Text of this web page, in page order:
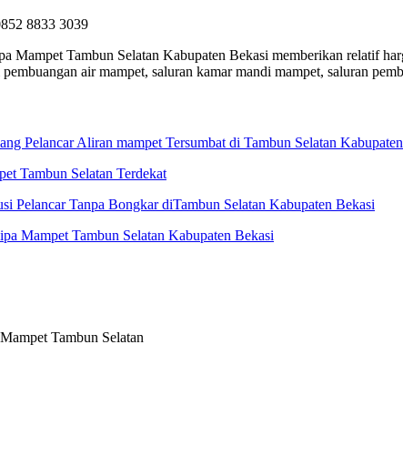
8833 3039
Mampet Tambun Selatan Kabupaten Bekasi memberikan relatif
air mampet, saluran kamar mandi mampet, saluran
Pelancar Aliran mampet Tersumbat di Tambun Selatan
Tambun Selatan Terdekat
Pelancar Tanpa Bongkar diTambun Selatan Kabupaten Bekasi
Mampet Tambun Selatan Kabupaten Bekasi
Tambun Selatan